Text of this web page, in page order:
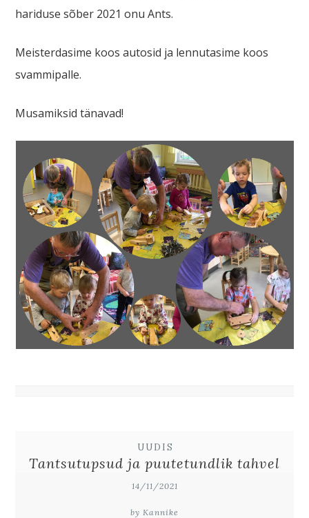
hariduse sõber 2021 onu Ants.
Meisterdasime koos autosid ja lennutasime koos
svammipalle.
Musamiksid tänavad!
UUDIS
Tantsutupsud ja puutetundlik tahvel
14/11/2021
by Kannike